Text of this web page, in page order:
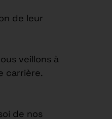
de leur
veillons à
carrière.
de nos